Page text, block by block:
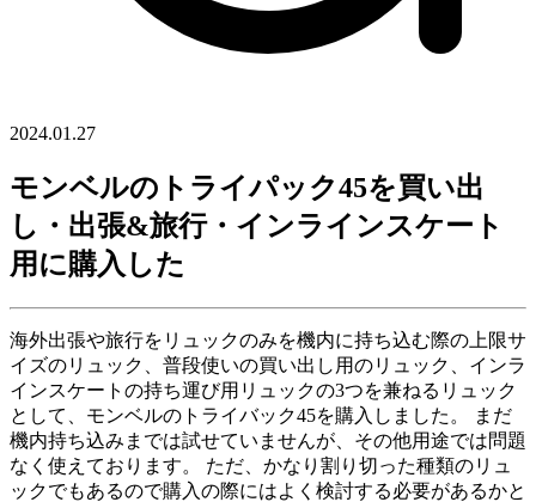
2024.01.27
モンベルのトライパック45を買い出
し・出張&旅行・インラインスケート
用に購入した
海外出張や旅行をリュックのみを機内に持ち込む際の上限サ
イズのリュック、普段使いの買い出し用のリュック、インラ
インスケートの持ち運び用リュックの3つを兼ねるリュック
として、モンベルのトライバック45を購入しました。 まだ
機内持ち込みまでは試せていませんが、その他用途では問題
なく使えております。 ただ、かなり割り切った種類のリュ
ックでもあるので購入の際にはよく検討する必要があるかと